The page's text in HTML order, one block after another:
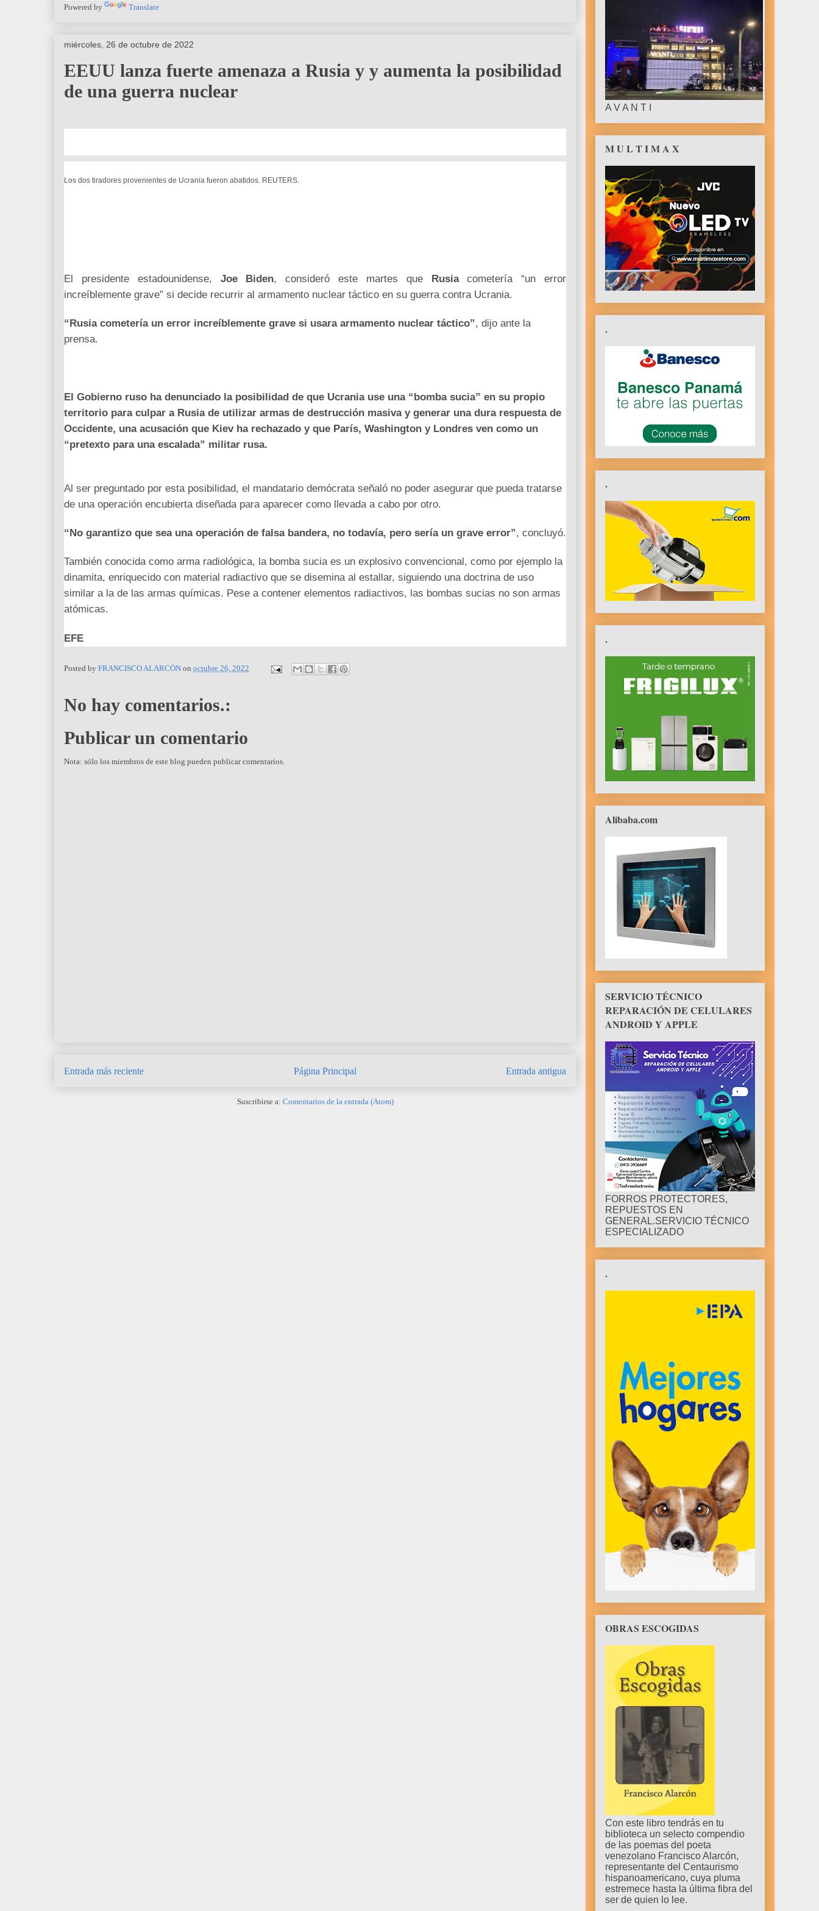
Powered by Translate
miércoles, 26 de octubre de 2022
EEUU lanza fuerte amenaza a Rusia y y aumenta la posibilidad
de una guerra nuclear
Los dos tiradores provenientes de Ucrania fueron abatidos. REUTERS.
El presidente estadounidense, Joe Biden, consideró este martes que Rusiacometería “un error
increíblemente grave” si decide recurrir al armamento nuclear táctico en su guerra contra Ucrania.
“Rusia cometería un error increíblemente grave si usara armamento nuclear táctico”, dijo ante la
prensa.
El Gobierno ruso ha denunciado la posibilidad de que Ucrania use una “bomba sucia” en su propio
territorio para culpar a Rusia de utilizar armas de destrucción masiva y generar una dura respuesta de
Occidente, una acusación que Kiev ha rechazado y que París, Washington y Londres ven como un
“pretexto para una escalada” militar rusa.
Al ser preguntado por esta posibilidad, el mandatario demócrata señaló no poder asegurar que pueda tratarse
de una operación encubierta diseñada para aparecer como llevada a cabo por otro.
“No garantizo que sea una operación de falsa bandera, no todavía, pero sería un grave error”, concluyó.
También conocida como arma radiológica, la bomba sucia es un explosivo convencional, como por ejemplo la
dinamita, enriquecido con material radiactivo que se disemina al estallar, siguiendo una doctrina de uso
similar a la de las armas químicas. Pese a contener elementos radiactivos, las bombas sucias no son armas
atómicas.
EFE
Posted by FRANCISCO ALARCÓN on octubre 26, 2022
No hay comentarios.:
Publicar un comentario
Nota: sólo los miembros de este blog pueden publicar comentarios.
Entrada más reciente Entrada antigua
Página Principal
Suscribirse a: Comentarios de la entrada (Atom)
A V A N T I
M U L T I M A X
.
.
.
Alibaba.com
SERVICIO TÉCNICO
REPARACIÓN DE CELULARES
ANDROID Y APPLE
FORROS PROTECTORES,
REPUESTOS EN
GENERAL.SERVICIO TÉCNICO
ESPECIALIZADO
.
OBRAS ESCOGIDAS
Con este libro tendrás en tu
biblioteca un selecto compendio
de las poemas del poeta
venezolano Francisco Alarcón,
representante del Centaurismo
hispanoamericano, cuya pluma
estremece hasta la última fibra del
ser de quien lo lee.